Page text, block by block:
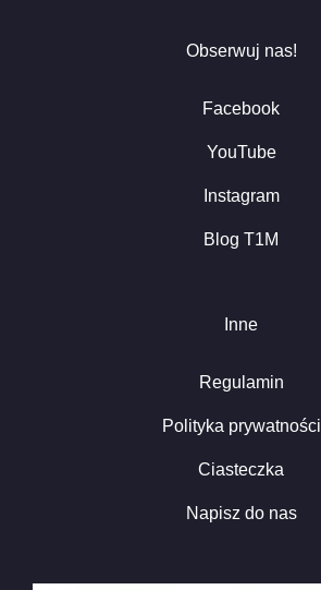
Obserwuj nas!
Facebook
YouTube
Instagram
Blog T1M
Inne
Regulamin
Polityka prywatności
Ciasteczka
Napisz do nas